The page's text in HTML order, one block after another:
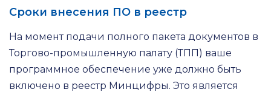
Сроки внесения ПО в реестр
На момент подачи полного пакета документов в
Торгово-промышленную палату (ТПП) ваше
программное обеспечение уже должно быть
включено в реестр Минцифры. Это является